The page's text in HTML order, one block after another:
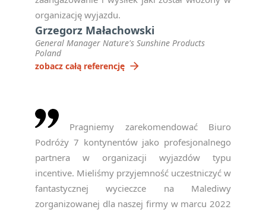
organizację wyjazdu.
Grzegorz Małachowski
General Manager Nature's Sunshine Products
Poland
zobacz całą referencję arrow_forward
Pragniemy zarekomendować Biuro
Podróży 7 kontynentów jako profesjonalnego
partnera w organizacji wyjazdów typu
incentive. Mieliśmy przyjemność uczestniczyć w
fantastycznej wycieczce na Malediwy
zorganizowanej dla naszej firmy w marcu 2022